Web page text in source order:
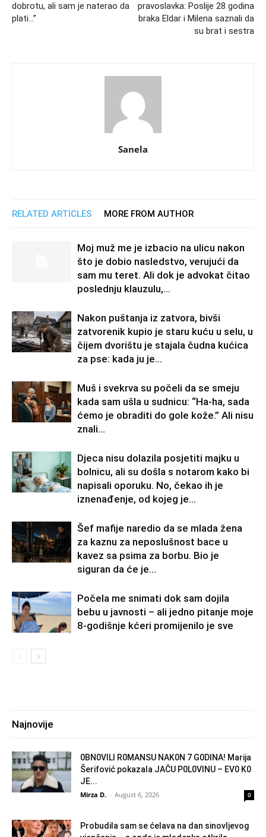
dobrotu, ali sam je naterao da
plati…”
pravoslavka: Poslije 28 godina
braka Eldar i Milena saznali da
su brat i sestra
Sanela
RELATED ARTICLES MORE FROM AUTHOR
Moj muž me je izbacio na ulicu nakon
što je dobio nasledstvo, verujući da
sam mu teret. Ali dok je advokat čitao
poslednju klauzulu,...
Nakon puštanja iz zatvora, bivši
zatvorenik kupio je staru kuću u selu, u
čijem dvorištu je stajala čudna kućica
za pse: kada ju je...
Muš i svekrva su počeli da se smeju
kada sam ušla u sudnicu: “Ha-ha, sada
ćemo je obraditi do gole kože.” Ali nisu
znali...
Djeca nisu dolazila posjetiti majku u
bolnicu, ali su došla s notarom kako bi
napisali oporuku. No, čekao ih je
iznenađenje, od kojeg je...
Šef mafije naredio da se mlada žena
za kaznu za neposlušnost bace u
kavez sa psima za borbu. Bio je
siguran da će je...
Počela me snimati dok sam dojila
bebu u javnosti – ali jedno pitanje moje
8-godišnje kćeri promijenilo je sve
Najnovije
0BN0VlLl R0MANSU NAK0N 7 G0DlNA! Marija
Šerifović pokazala JAČU P0L0VINU – EV0 K0
JE...
Mirza D. - August 6, 2026 0
Probudila sam se ćelava na dan sinovljevog